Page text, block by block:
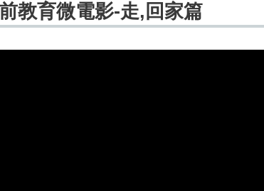
教育微電影-走,回家篇